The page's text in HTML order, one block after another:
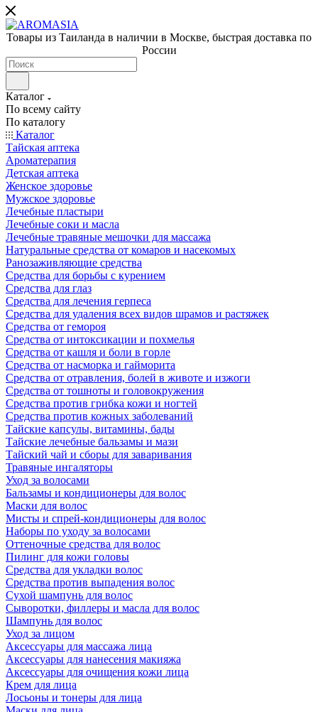
Товары из Таиланда в наличии в Москве, быстрая доставка по
России
Каталог
По всему сайту
По каталогу
Каталог
Тайская аптека
Ароматерапия
Детская аптека
Женское здоровье
Мужское здоровье
Лечебные пластыри
Лечебные соки и масла
Лечебные травяные мешочки для массажа
Натуральные средства от комаров и насекомых
Ранозаживляющие средства
Средства для борьбы с курением
Средства для глаз
Средства для лечения герпеса
Средства для удаления всех видов шрамов и растяжек
Средства от гемороя
Средства от интоксикации и похмелья
Средства от кашля и боли в горле
Средства от насморка и гайморита
Средства от отравления, болей в животе и изжоги
Средства от тошноты и головокружения
Средства против грибка кожи и ногтей
Средства против кожных заболеваний
Тайские капсулы, витамины, бады
Тайские лечебные бальзамы и мази
Тайский чай и сборы для заваривания
Травяные ингаляторы
Уход за волосами
Бальзамы и кондиционеры для волос
Маски для волос
Мисты и спрей-кондиционеры для волос
Наборы по уходу за волосами
Оттеночные средства для волос
Пилинг для кожи головы
Средства для укладки волос
Средства против выпадения волос
Сухой шампунь для волос
Сыворотки, филлеры и масла для волос
Шампунь для волос
Уход за лицом
Аксессуары для массажа лица
Аксессуары для нанесения макияжа
Аксессуары для очищения кожи лица
Крем для лица
Лосьоны и тонеры для лица